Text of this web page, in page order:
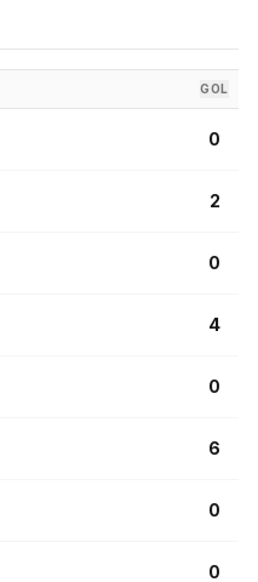
GOL
0
2
0
4
0
6
0
0